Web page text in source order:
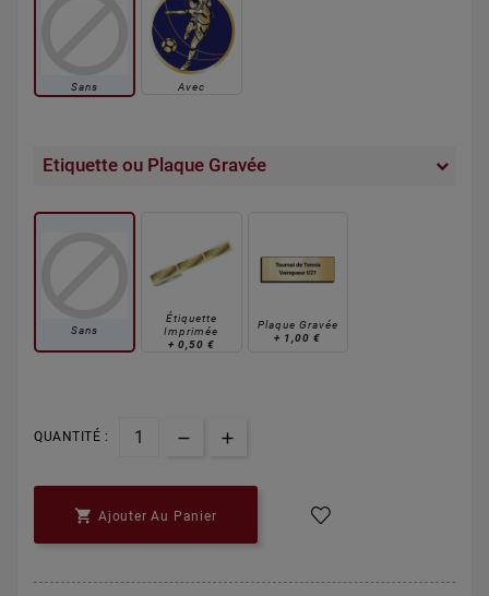
Sans Avec
Etiquette ou Plaque Gravée
Sans
Étiquette
Imprimée
+ 0,50 €
Plaque Gravée
+ 1,00 €
QUANTITÉ :
 Ajouter Au Panier